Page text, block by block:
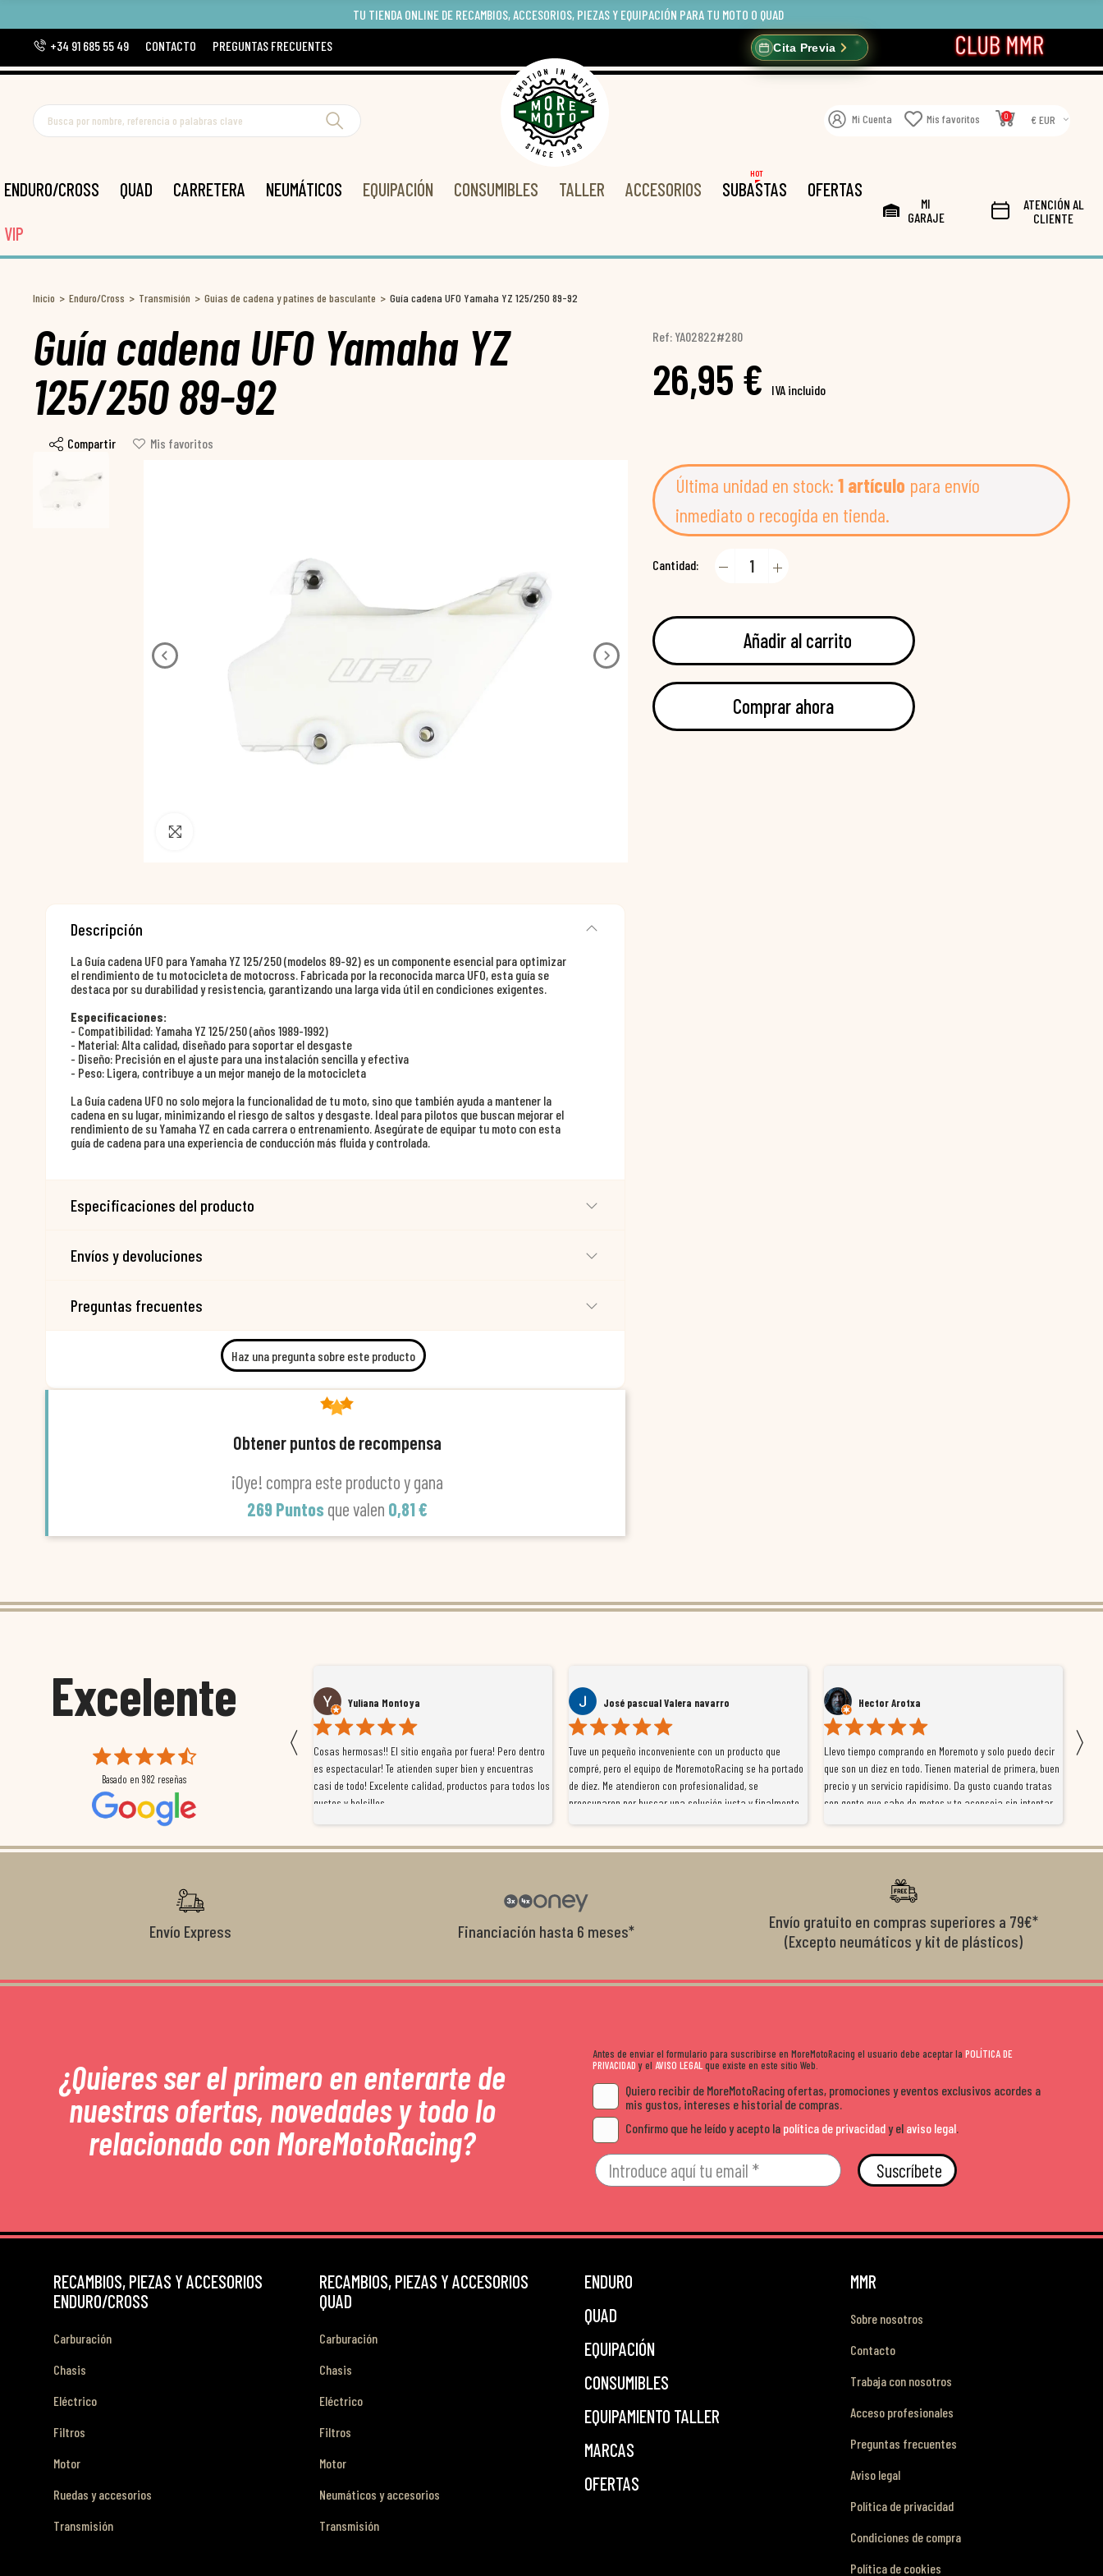
TU TIENDA ONLINE DE RECAMBIOS, ACCESORIOS, PIEZAS Y EQUIPACIÓN PARA TU MOTO O QUAD
+34 91 685 55 49
CONTACTO PREGUNTAS FRECUENTES Cita Previa
Mi Cuenta Mis favoritos 0 € EUR
ENDURO/CROSS QUAD CARRETERA NEUMÁTICOS EQUIPACIÓN CONSUMIBLES TALLER ACCESORIOS SUBASTAS
HOT
OFERTAS
VIP
MI
GARAJE
ATENCIÓN AL
CLIENTE
Inicio Enduro/Cross Transmisión Guias de cadena y patines de basculante Guía cadena UFO Yamaha YZ 125/250 89-92
Guía cadena UFO Yamaha YZ
125/250 89-92
Compartir Mis favoritos
Ref: YA02822#280
26,95 € IVA incluido
Última unidad en stock: 1 artículo para envío
inmediato o recogida en tienda.
Cantidad:
Añadir al carrito
Comprar ahora
Descripción
La Guía cadena UFO para Yamaha YZ 125/250 (modelos 89-92) es un componente esencial para optimizar
el rendimiento de tu motocicleta de motocross. Fabricada por la reconocida marca UFO, esta guía se
destaca por su durabilidad y resistencia, garantizando una larga vida útil en condiciones exigentes.
Especificaciones:
- Compatibilidad: Yamaha YZ 125/250 (años 1989-1992)
- Material: Alta calidad, diseñado para soportar el desgaste
- Diseño: Precisión en el ajuste para una instalación sencilla y efectiva
- Peso: Ligera, contribuye a un mejor manejo de la motocicleta
La Guía cadena UFO no solo mejora la funcionalidad de tu moto, sino que también ayuda a mantener la
cadena en su lugar, minimizando el riesgo de saltos y desgaste. Ideal para pilotos que buscan mejorar el
rendimiento de su Yamaha YZ en cada carrera o entrenamiento. Asegúrate de equipar tu moto con esta
guía de cadena para una experiencia de conducción más fluida y controlada.
Especificaciones del producto
Envíos y devoluciones
Preguntas frecuentes
Haz una pregunta sobre este producto
Obtener puntos de recompensa
¡Oye! compra este producto y gana
269 Puntos que valen 0,81 €
Excelente
Basado en 982 reseñas
〈
Susana García Luis
Magnífica atención al cliente. Tuvimos un pequeño
retraso en el pedido y desde el minuto uno se
preocuparon por ayudarnos en todo. Gracias a Sergio,
magnífico gestor... atento, amable, un servicio de 10.
Gracias de nuevo por todo!
Yuliana Montoya
Cosas hermosas!! El sitio engaña por fuera! Pero dentro
es espectacular! Te atienden super bien y encuentras
casi de todo! Excelente calidad, productos para todos los
gustos y bolsillos
José pascual Valera navarro
Tuve un pequeño inconveniente con un producto que
compré, pero el equipo de MoremotoRacing se ha portado
de diez. Me atendieron con profesionalidad, se
preocuparon por buscar una solución justa y finalmente
con el cliente, y me ofrecieron unas condiciones de
Hector Arotxa
Llevo tiempo comprando en Moremoto y solo puedo decir
que son un diez en todo. Tienen material de primera, buen
precio y un servicio rapidísimo. Da gusto cuando tratas
con gente que sabe de motos y te aconseja sin intentar
el cliente y que disfrutan lo que hacen. Si te gusta la
sitio. Calidad, rapidez y buen rollo. ??️
años
〉
Envío Express Financiación hasta 6 meses*
Envío gratuito en compras superiores a 79€*
(Excepto neumáticos y kit de plásticos)
¿Quieres ser el primero en enterarte de
nuestras ofertas, novedades y todo lo
relacionado con MoreMotoRacing?
Antes de enviar el formulario para suscribirse en MoreMotoRacing el usuario debe aceptar la POLÍTICA DE
PRIVACIDADy el AVISO LEGALque existe en este sitio Web.
Quiero recibir de MoreMotoRacing ofertas, promociones y eventos exclusivos acordes a
mis gustos, intereses e historial de compras.
Confirmo que he leído y acepto la política de privacidady el aviso legal.
Suscríbete
RECAMBIOS, PIEZAS Y ACCESORIOS
ENDURO/CROSS
Carburación
Chasis
Eléctrico
Filtros
Motor
Ruedas y accesorios
Transmisión
RECAMBIOS, PIEZAS Y ACCESORIOS
QUAD
Carburación
Chasis
Eléctrico
Filtros
Motor
Neumáticos y accesorios
Transmisión
ENDURO
QUAD
EQUIPACIÓN
CONSUMIBLES
EQUIPAMIENTO TALLER
MARCAS
OFERTAS
MMR
Sobre nosotros
Contacto
Trabaja con nosotros
Acceso profesionales
Preguntas frecuentes
Aviso legal
Política de privacidad
Condiciones de compra
Política de cookies